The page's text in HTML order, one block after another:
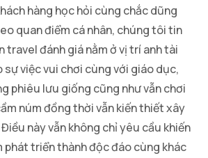
hàng học hỏi cùng chắc dũng
quan điểm cá nhân, chúng tôi tin
travel đánh giá nằm ở vị trí anh tài
việc vui chơi cùng với giáo dục,
phiêu lưu giống cũng như vẫn chơi
núm đồng thời vẫn kiến thiết xây
này vẫn không chỉ yêu cầu khiến
phát triển thành độc đáo cùng khác